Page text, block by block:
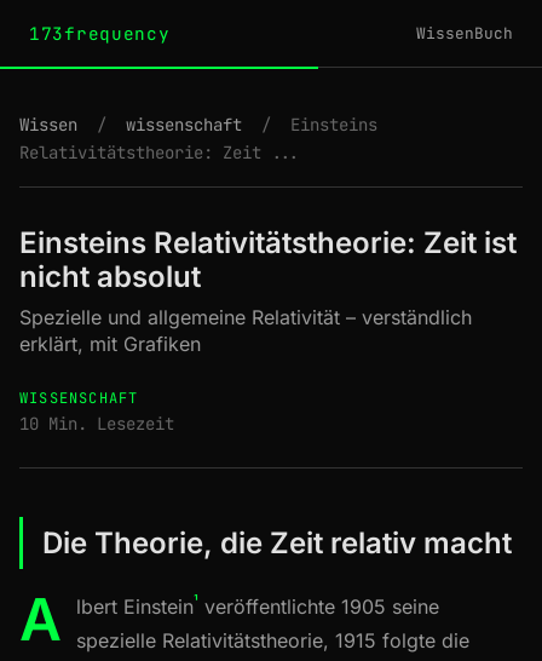
173frequency WissenBuch
Wissen / wissenschaft /
Einsteins
Relativitätstheorie: Zeit ...
Einsteins Relativitätstheorie: Zeit ist
nicht absolut
Spezielle und allgemeine Relativität – verständlich
erklärt, mit Grafiken
WISSENSCHAFT
10 Min. Lesezeit
Die Theorie, die Zeit relativ macht
A lbert Einstein¹ veröffentlichte 1905 seine
spezielle Relativitätstheorie, 1915 folgte die